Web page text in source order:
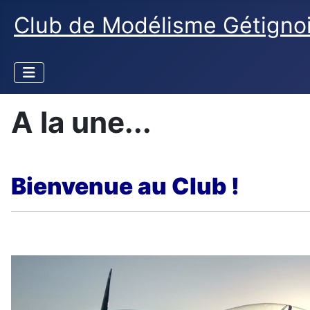
Club de Modélisme
A la une...
Bienvenue au Club !